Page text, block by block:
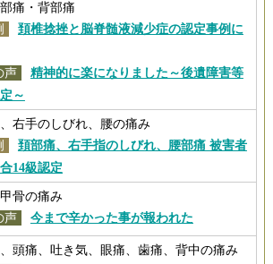
痛・背部痛
頚椎捻挫と脳脊髄液減少症の認定事例に
声
精神的に楽になりました～後遺障害等
～
右手のしびれ、腰の痛み
頚部痛、右手指のしびれ、腰部痛 被害者
14級認定
骨の痛み
声
今まで辛かった事が報われた
頭痛、吐き気、眼痛、歯痛、背中の痛み